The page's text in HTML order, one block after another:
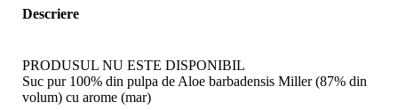
Descriere
PRODUSUL NU ESTE DISPONIBIL
Suc pur 100% din pulpa de Aloe barbadensis Miller (87% din
volum) cu arome (mar)